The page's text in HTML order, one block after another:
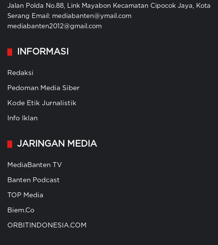
Jalan Polda No.88, Link Mayabon Kecamatan Cipocok Jaya, Kota
Serang Email: mediabanten@ymail.com
mediabanten2012@gmail.com
INFORMASI
Redaksi
Pedoman Media Siber
Kode Etik Jurnalistik
Info Iklan
JARINGAN MEDIA
MediaBanten TV
Banten Podcast
TOP Media
Biem.Co
ORBITINDONESIA.COM